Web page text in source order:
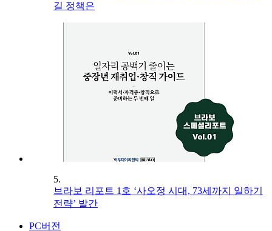
길 정책은
5.
브라보 리포트 1호 ‘사오정 시대, 73세까지 일하기
전략’ 발간
PC버전